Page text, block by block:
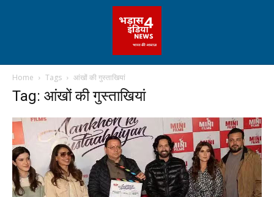
Home Tags आंखों की गुस्ताखियां
Tag: आंखों की गुस्ताखियां